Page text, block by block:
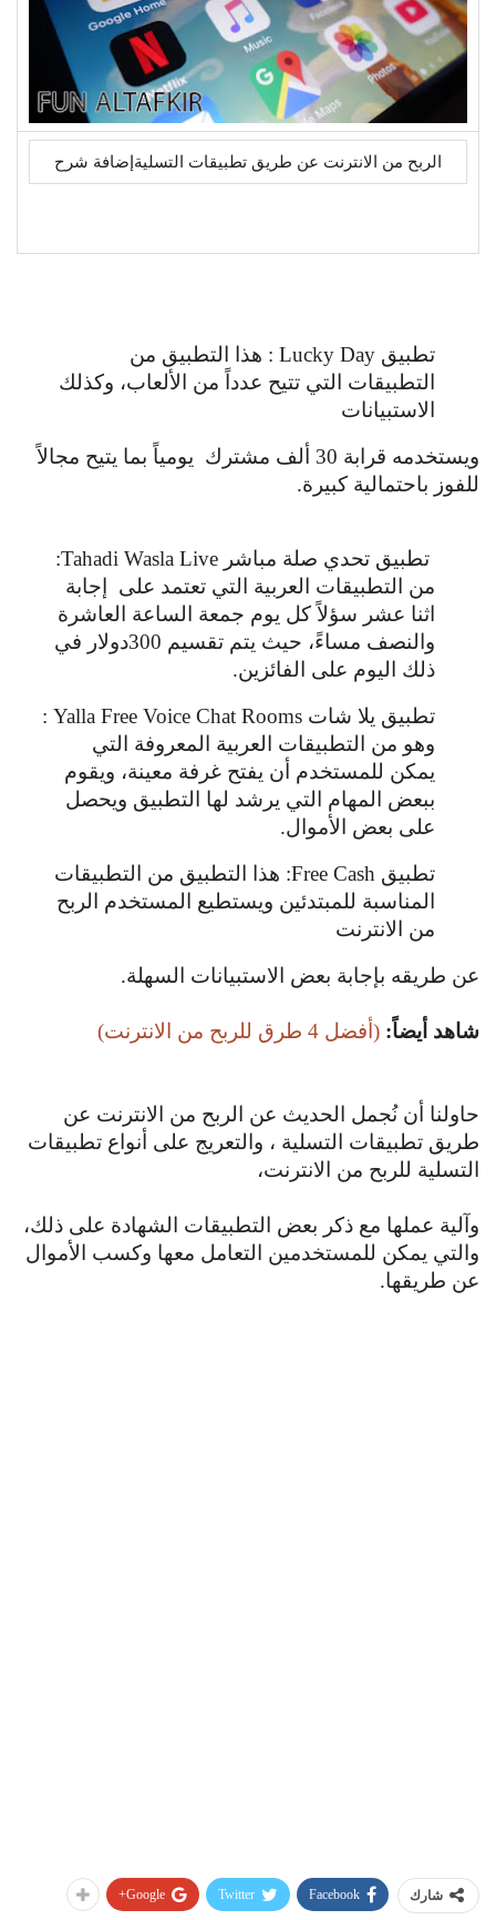
الربح من الانترنت عن طريق تطبيقات التسليةإضافة شرح
تطبيق Lucky Day : هذا التطبيق من
التطبيقات التي تتيح عدداً من الألعاب، وكذلك
الاستبيانات
ويستخدمه قرابة 30 ألف مشترك يومياً بما يتيح مجالاً
للفوز باحتمالية كبيرة.
تطبيق تحدي صلة مباشر Tahadi Wasla Live:
من التطبيقات العربية التي تعتمد على إجابة
اثنا عشر سؤلاً كل يوم جمعة الساعة العاشرة
والنصف مساءً، حيث يتم تقسيم 300دولار في
ذلك اليوم على الفائزين.
تطبيق يلا شات Yalla Free Voice Chat Rooms :
وهو من التطبيقات العربية المعروفة التي
يمكن للمستخدم أن يفتح غرفة معينة، ويقوم
ببعض المهام التي يرشد لها التطبيق ويحصل
على بعض الأموال.
تطبيق Free Cash: هذا التطبيق من التطبيقات
المناسبة للمبتدئين ويستطيع المستخدم الربح
من الانترنت
عن طريقه بإجابة بعض الاستبيانات السهلة.
شاهد أيضاً: (أفضل 4 طرق للربح من الانترنت)
حاولنا أن نُجمل الحديث عن الربح من الانترنت عن
طريق تطبيقات التسلية ، والتعريج على أنواع تطبيقات
التسلية للربح من الانترنت،
وآلية عملها مع ذكر بعض التطبيقات الشهادة على ذلك،
والتي يمكن للمستخدمين التعامل معها وكسب الأموال
عن طريقها.
شارك Facebook
Twitter
Google+